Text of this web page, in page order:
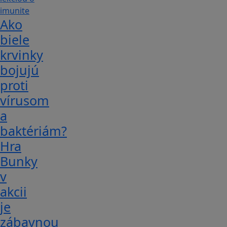
Ako
biele
krvinky
bojujú
proti
vírusom
a
baktériám?
Hra
Bunky
v
akcii
je
zábavnou